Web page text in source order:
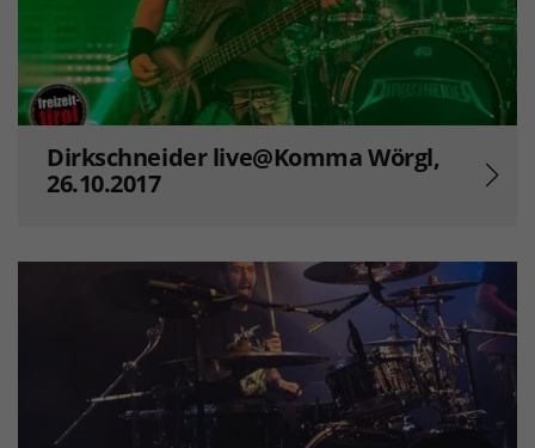
Dirkschneider live@Komma Wörgl,
26.10.2017